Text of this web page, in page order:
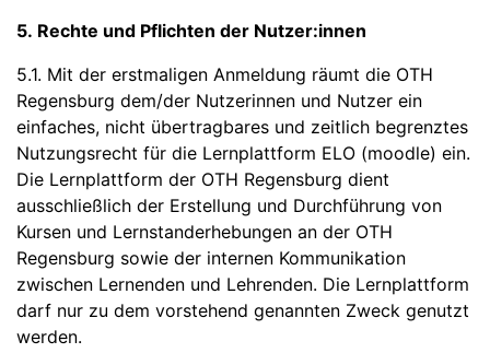
5. Rechte und Pflichten der Nutzer:innen
5.1. Mit der erstmaligen Anmeldung räumt die OTH
Regensburg dem/der Nutzerinnen und Nutzer ein
einfaches, nicht übertragbares und zeitlich begrenztes
Nutzungsrecht für die Lernplattform ELO (moodle) ein.
Die Lernplattform der OTH Regensburg dient
ausschließlich der Erstellung und Durchführung von
Kursen und Lernstanderhebungen an der OTH
Regensburg sowie der internen Kommunikation
zwischen Lernenden und Lehrenden. Die Lernplattform
darf nur zu dem vorstehend genannten Zweck genutzt
werden.